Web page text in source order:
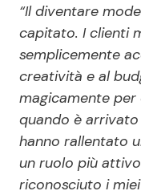
“Il diventare
capitato. I clienti
semplicemente
creatività e al
magicamente per
quando è arrivato
hanno rallentato
un ruolo più
riconosciuto i